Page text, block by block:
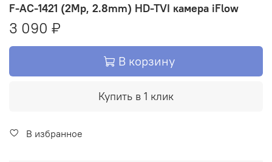
F-AC-1421 (2Mp, 2.8mm) HD-TVI камера iFlow
3 090 ₽
В корзину
Купить в 1 клик
В избранное